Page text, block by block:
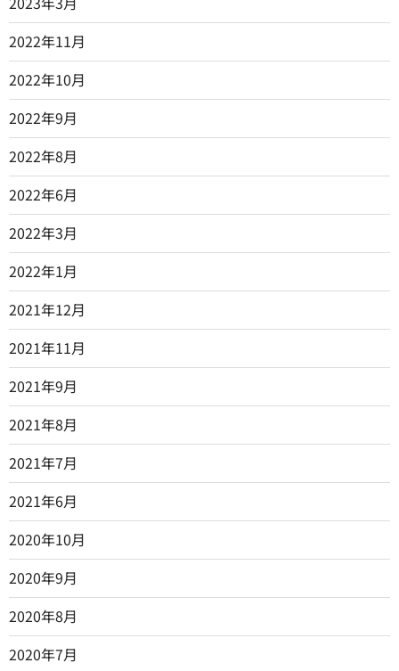
2022年11月
2022年10月
2022年9月
2022年8月
2022年6月
2022年3月
2022年1月
2021年12月
2021年11月
2021年9月
2021年8月
2021年7月
2021年6月
2020年10月
2020年9月
2020年8月
2020年7月